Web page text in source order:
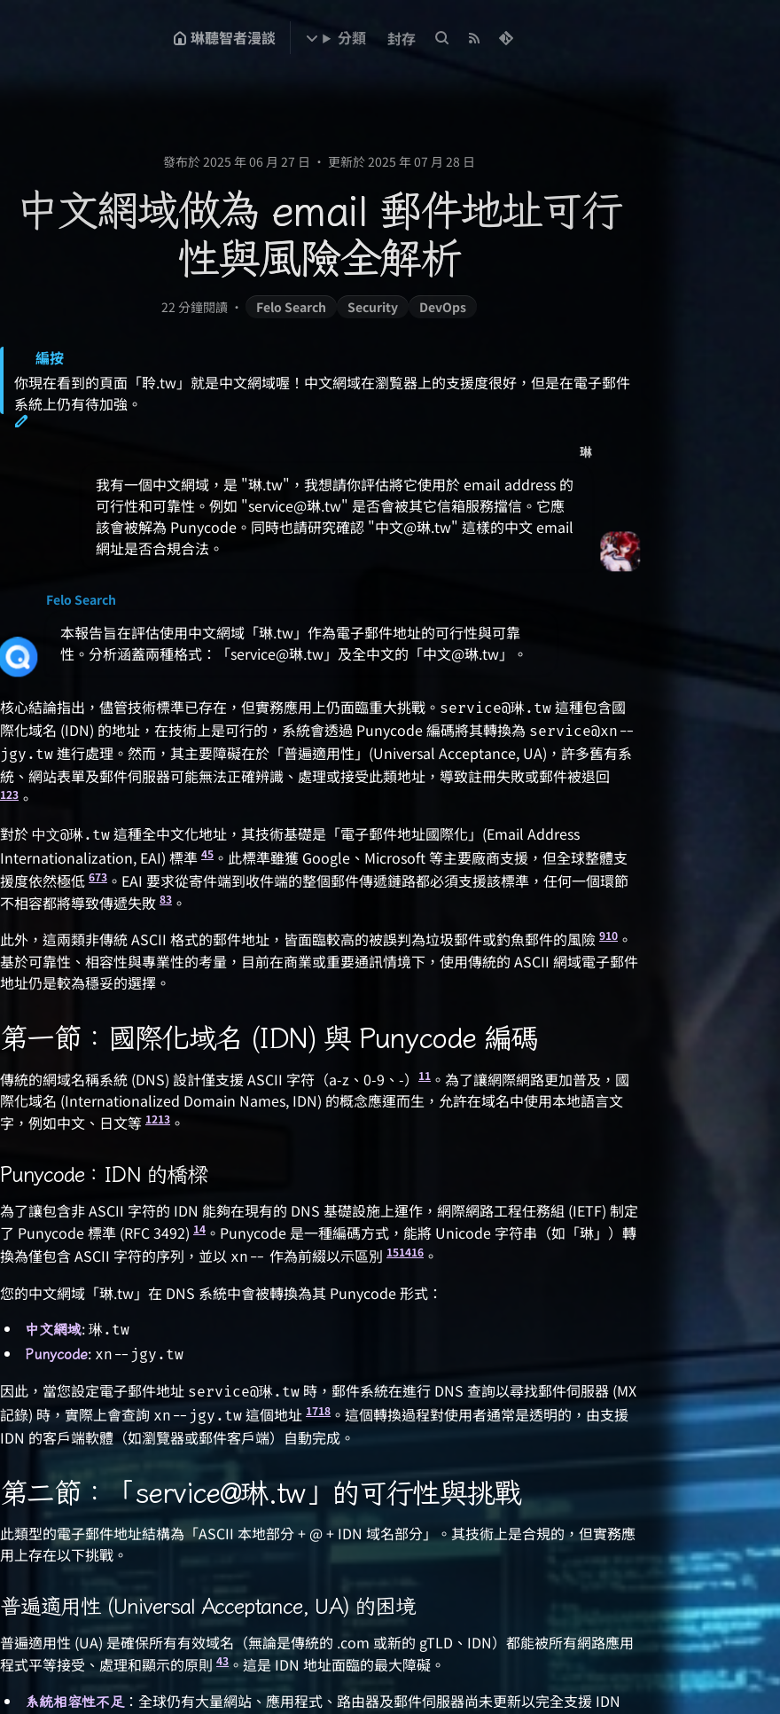
琳聽智者漫談 分類 封存
發布於 2025 年 06 月 27 日 • 更新於 2025 年 07 月 28 日
中文網域做為 email 郵件地址可行
性與風險全解析
22 分鐘閱讀 • Felo Search Security DevOps
你現在看到的頁面「聆.tw」就是中文網域喔！中文網域在瀏覧器上的支援度很好，但是在電子郵件
系統上仍有待加強。
琳
我有一個中文網域，是 "琳.tw"，我想請你評估將它使用於 email address 的
可行性和可靠性。例如 "service@琳.tw" 是否會被其它信箱服務擋信。它應
該會被解為 Punycode。同時也請研究確認 "中文@琳.tw" 這樣的中文 email
網址是否合規合法。
Felo Search
本報告旨在評估使用中文網域「琳.tw」作為電子郵件地址的可行性與可靠
性。分析涵蓋兩種格式：「service@琳.tw」及全中文的「中文@琳.tw」。
核心結論指出，儘管技術標準已存在，但實務應用上仍面臨重大挑戰。 service@琳.tw 這種包含國
際化域名 (IDN) 的地址，在技術上是可行的，系統會透過 Punycode 編碼將其轉換為 service@xn--
jgy.tw 進行處理。然而，其主要障礙在於「普遍適用性」(Universal Acceptance, UA)，許多舊有系
統、網站表單及郵件伺服器可能無法正確辨識、處理或接受此類地址，導致註冊失敗或郵件被退回
123 。
對於 中文@琳.tw 這種全中文化地址，其技術基礎是「電子郵件地址國際化」(Email Address
Internationalization, EAI) 標準 45 。此標準雖獲 Google、Microsoft 等主要廠商支援，但全球整體支
援度依然極低 673 。EAI 要求從寄件端到收件端的整個郵件傳遞鏈路都必須支援該標準，任何一個環節
不相容都將導致傳遞失敗 83 。
此外，這兩類非傳統 ASCII 格式的郵件地址，皆面臨較高的被誤判為垃圾郵件或釣魚郵件的風險 910 。
基於可靠性、相容性與專業性的考量，目前在商業或重要通訊情境下，使用傳統的 ASCII 網域電子郵件
地址仍是較為穩妥的選擇。
第一節：國際化域名 (IDN) 與 Punycode 編碼
傳統的網域名稱系統 (DNS) 設計僅支援 ASCII 字符（a-z、0-9、-） 11 。為了讓網際網路更加普及，國
際化域名 (Internationalized Domain Names, IDN) 的概念應運而生，允許在域名中使用本地語言文
字，例如中文、日文等 1213 。
Punycode：IDN 的橋樑
為了讓包含非 ASCII 字符的 IDN 能夠在現有的 DNS 基礎設施上運作，網際網路工程任務組 (IETF) 制定
了 Punycode 標準 (RFC 3492) 14 。Punycode 是一種編碼方式，能將 Unicode 字符串（如「琳」）轉
換為僅包含 ASCII 字符的序列，並以 xn-- 作為前綴以示區別 151416 。
您的中文網域「琳.tw」在 DNS 系統中會被轉換為其 Punycode 形式：
中文網域: 琳.tw
Punycode: xn--jgy.tw
因此，當您設定電子郵件地址 service@琳.tw 時，郵件系統在進行 DNS 查詢以尋找郵件伺服器 (MX
記錄) 時，實際上會查詢 xn--jgy.tw 這個地址 1718 。這個轉換過程對使用者通常是透明的，由支援
IDN 的客戶端軟體（如瀏覽器或郵件客戶端）自動完成。
第二節：「service@琳.tw」的可行性與挑戰
此類型的電子郵件地址結構為「ASCII 本地部分 + @ + IDN 域名部分」。其技術上是合規的，但實務應
用上存在以下挑戰。
普遍適用性 (Universal Acceptance, UA) 的困境
普遍適用性 (UA) 是確保所有有效域名（無論是傳統的 .com 或新的 gTLD、IDN）都能被所有網路應用
程式平等接受、處理和顯示的原則 43 。這是 IDN 地址面臨的最大障礙。
系統相容性不足 ：全球仍有大量網站、應用程式、路由器及郵件伺服器尚未更新以完全支援 IDN